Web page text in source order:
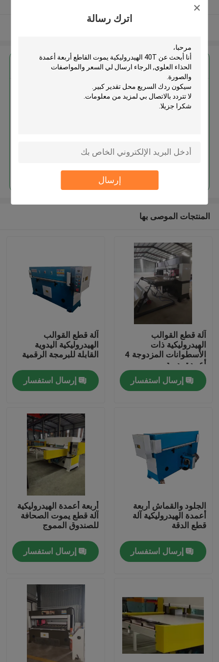
اترك رسالة
إرسال
مسكن
معلومات عنا
جولة في المعمل
مراقبة الجودة
اتصل بنا
اطلب اقتباس
آلة قطع يموت الهيدروليكية
الهيدروليكية الصحافة يموت آلة قطع
الهيدروليكية سوينغ الذراع آلة القطع
عرض المزيد
احصل على افضل سعر ل
40T الهيدروليكية يموت القاطع أربعة
المنتجات الموصى بها
آلة قطع القوالب
الهيدروليكية ذات
الأسطوانات المزدوجة 4
أعمدة يدوية
إرسال استفسار
آلة قطع القوالب
الهيدروليكية اليدوية
القابلة للبرمجة الرقمية
إرسال استفسار
الجلود والقماش أربعة
أعمدة الهيدروليكية آلة
قطع الدقة
إرسال استفسار
أربعة أعمدة الهيدروليكية
آلة قطع يموت الصحافة
للصندوق المموج
إرسال استفسار